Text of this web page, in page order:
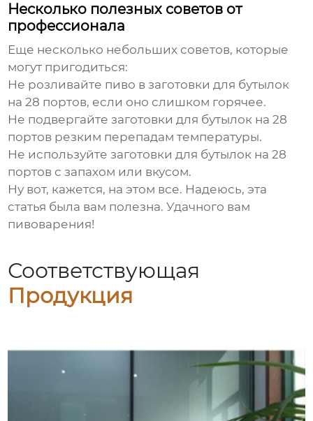
Несколько полезных советов от
профессионала
Еще несколько небольших советов, которые
могут пригодиться:
Не розливайте пиво взаготовки для бутылок
на 28 портов, если оно слишком горячее.
Не подвергайтезаготовки для бутылок на 28
портов резким перепадам температуры.
Не используйтезаготовки для бутылок на 28
портов с запахом или вкусом.
Ну вот, кажется, на этом все. Надеюсь, эта
статья была вам полезна. Удачного вам
пивоварения!
Соответствующая
Продукция